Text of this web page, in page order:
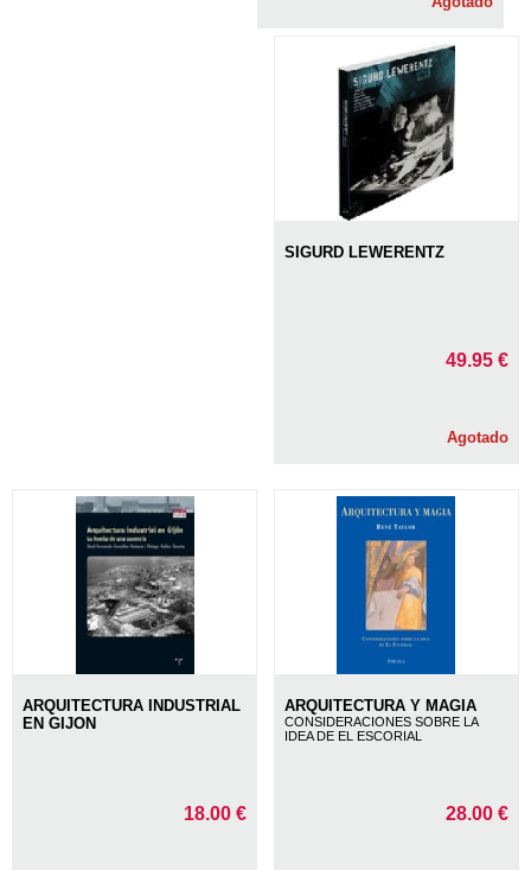
SIGURD LEWERENTZ
49.95 €
Agotado
ARQUITECTURA INDUSTRIAL
EN GIJON
18.00 €
ARQUITECTURA Y MAGIA
CONSIDERACIONES SOBRE LA
IDEA DE EL ESCORIAL
28.00 €